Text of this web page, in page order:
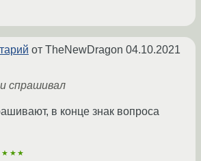
от TheNewDragon 04.10.2021
спрашивал
в конце знак вопроса